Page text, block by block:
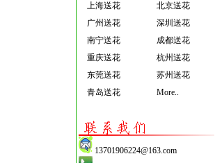
上海送花
北京送花
广州送花
深圳送花
南宁送花
成都送花
重庆送花
杭州送花
东莞送花
苏州送花
青岛送花
More..
13701906224@163.com